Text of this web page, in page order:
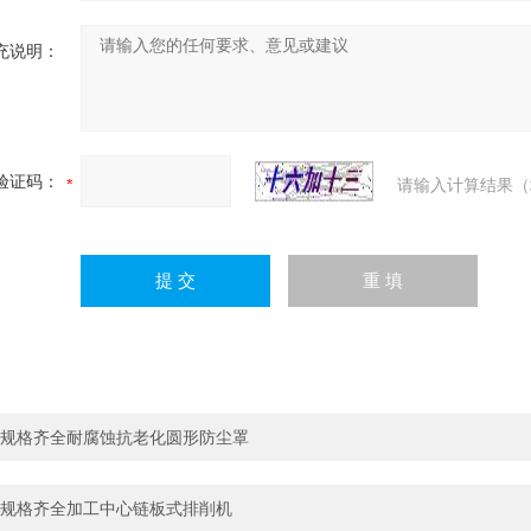
说明：
证码： 请输入计算结果
规格齐全耐腐蚀抗老化圆形防尘罩
规格齐全加工中心链板式排削机